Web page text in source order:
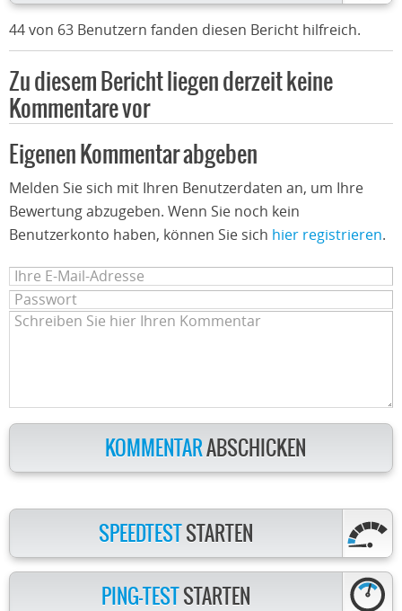
44 von 63 Benutzern fanden diesen Bericht hilfreich.
Zu diesem Bericht liegen derzeit keine
Kommentare vor
Eigenen Kommentar abgeben
Melden Sie sich mit Ihren Benutzerdaten an, um Ihre
Bewertung abzugeben. Wenn Sie noch kein
Benutzerkonto haben, können Sie sich hier registrieren.
KOMMENTARABSCHICKEN
SPEEDTESTSTARTEN
PING-TESTSTARTEN